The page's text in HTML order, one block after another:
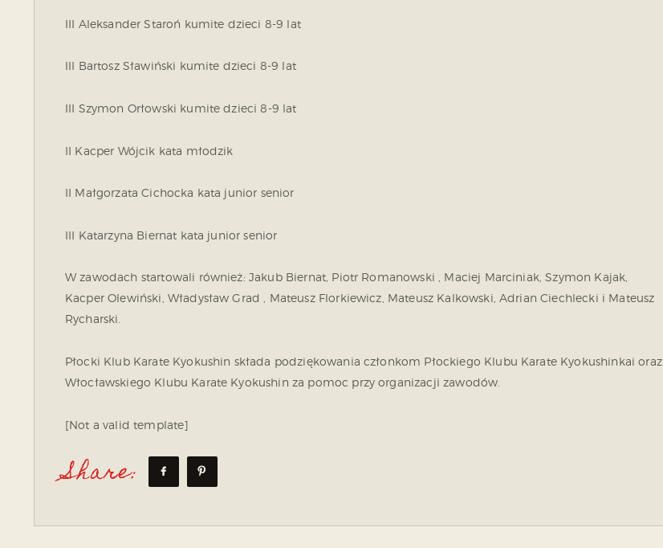
III Aleksander Staroń kumite dzieci 8-9 lat
III Bartosz Sławiński kumite dzieci 8-9 lat
III Szymon Orłowski kumite dzieci 8-9 lat
II Kacper Wójcik kata młodzik
II Małgorzata Cichocka kata junior senior
III Katarzyna Biernat kata junior senior
W zawodach startowali również: Jakub Biernat, Piotr Romanowski , Maciej Marciniak, Szymon Kajak,
Kacper Olewiński, Władysław Grad , Mateusz Florkiewicz, Mateusz Kalkowski, Adrian Ciechlecki i Mateusz
Rycharski.
Płocki Klub Karate Kyokushin składa podziękowania członkom Płockiego Klubu Karate Kyokushinkai oraz
Włocławskiego Klubu Karate Kyokushin za pomoc przy organizacji zawodów.
[Not a valid template]
Share: